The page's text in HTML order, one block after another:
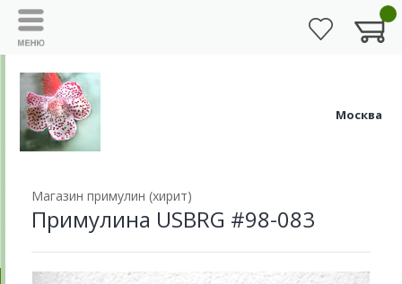
Москва
Магазин примулин (хирит)
Примулина USBRG #98-083